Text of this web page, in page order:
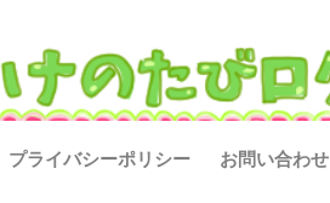
プライバシーポリシー お問い合わせ